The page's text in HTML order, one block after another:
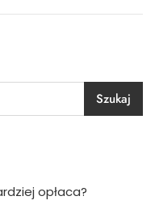
Szukaj
opłaca?